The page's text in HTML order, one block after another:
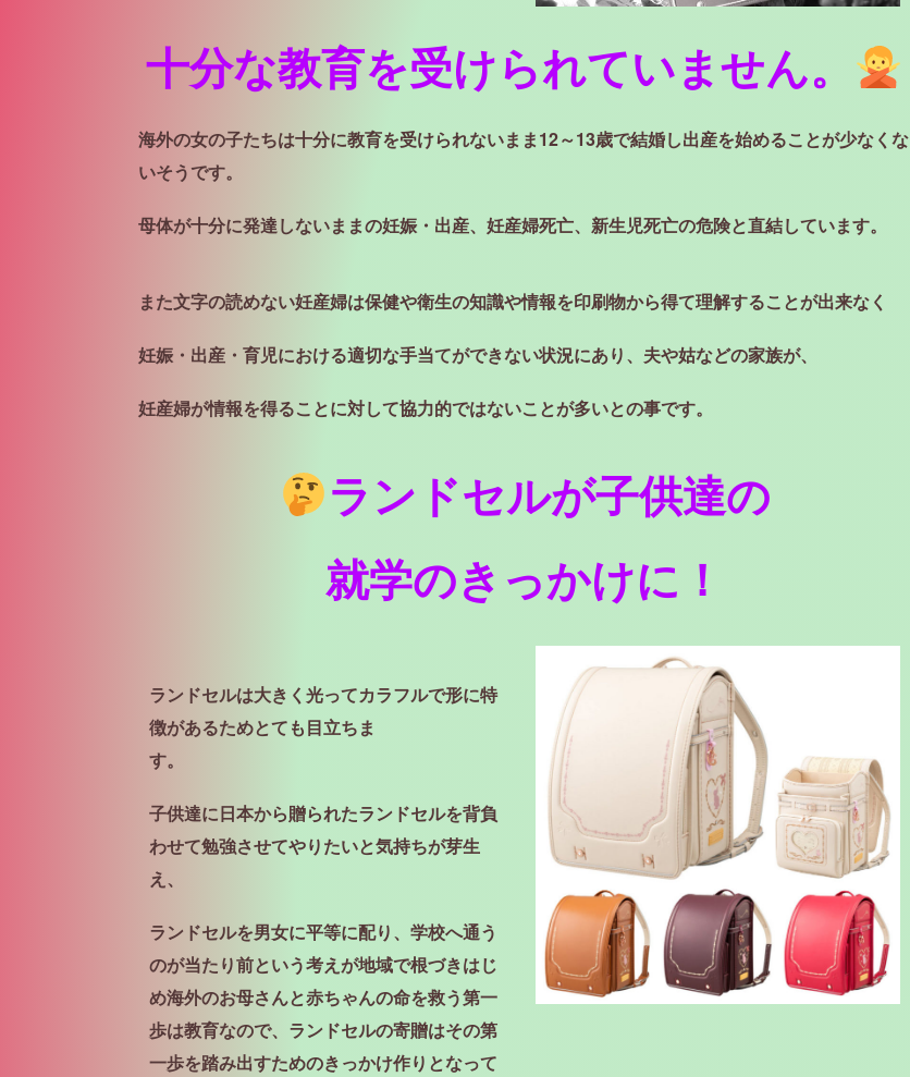
十分な教育を受けられていません。
海外の女の子たちは十分に教育を受けられないまま12～13歳で結婚し出産を始めることが少なくな
いそうです。
母体が十分に発達しないままの妊娠・出産、妊産婦死亡、新生児死亡の危険と直結しています。
また文字の読めない妊産婦は保健や衛生の知識や情報を印刷物から得て理解することが出来なく
妊娠・出産・育児における適切な手当てができない状況にあり、夫や姑などの家族が、
妊産婦が情報を得ることに対して協力的ではないことが多いとの事です。
ランドセルが子供達の
就学のきっかけに！
ランドセルは大きく光ってカラフルで形に特
徴があるためとても目立ちま
す。
子供達に日本から贈られたランドセルを背負
わせて勉強させてやりたいと気持ちが芽生
え、
ランドセルを男女に平等に配り、学校へ通う
のが当たり前という考えが地域で根づきはじ
め海外のお母さんと赤ちゃんの命を救う第一
歩は教育なので、ランドセルの寄贈はその第
一歩を踏み出すためのきっかけ作りとなって